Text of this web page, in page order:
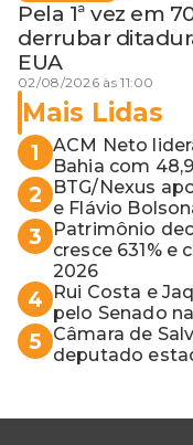
Pela 1ª vez em
derrubar
EUA
02/08/2026 às 11:00
Mais Lidas
1
ACM Neto
Bahia com
2
BTG/Nexus
e Flávio
3
Patrimônio
cresce 631% e
2026
4
Rui Costa e
pelo Senado
5
Câmara de
deputado